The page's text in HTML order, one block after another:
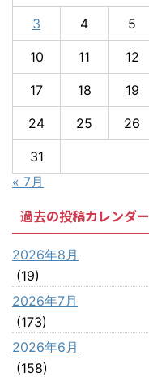
3 4 5
10 11 12
17 18 19
24 25 26
31
« 7月
過去の投稿カレンダー
2026年8月
(19)
2026年7月
(173)
2026年6月
(158)